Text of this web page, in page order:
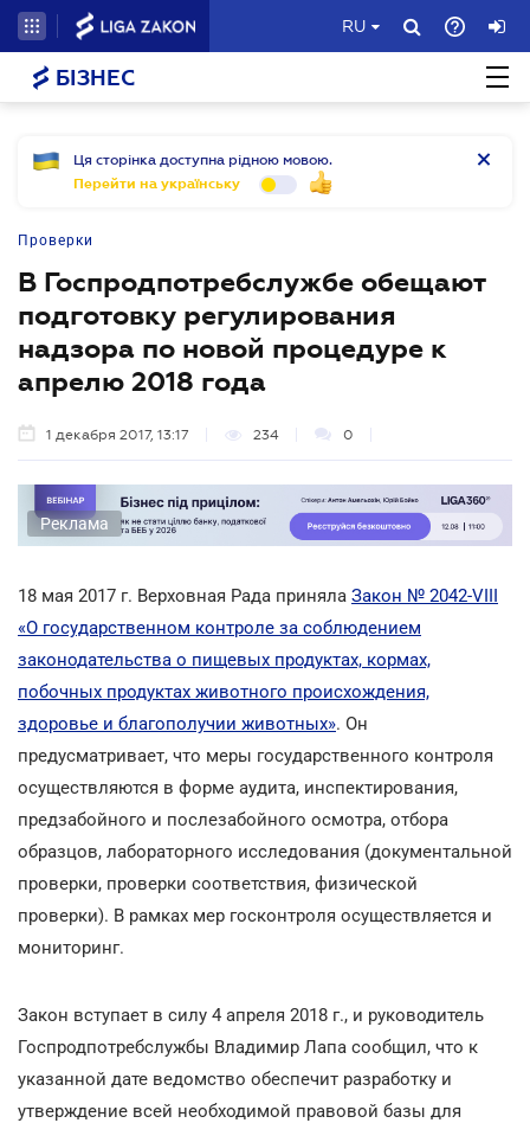
RU
БІЗНЕС
Ця сторінка доступна рідною мовою.
Перейти на українську
Проверки
В Госпродпотребслужбе обещают
подготовку регулирования
надзора по новой процедуре к
апрелю 2018 года
1 декабря 2017, 13:17 234 0
Реклама
18 мая 2017 г. Верховная Рада приняла Закон № 2042-VIII
«О государственном контроле за соблюдением
законодательства о пищевых продуктах, кормах,
побочных продуктах животного происхождения,
здоровье и благополучии животных». Он
предусматривает, что меры государственного контроля
осуществляются в форме аудита, инспектирования,
предзабойного и послезабойного осмотра, отбора
образцов, лабораторного исследования (документальной
проверки, проверки соответствия, физической
проверки). В рамках мер госконтроля осуществляется и
мониторинг.
Закон вступает в силу 4 апреля 2018 г., и руководитель
Госпродпотребслужбы Владимир Лапа сообщил, что к
указанной дате ведомство обеспечит разработку и
утверждение всей необходимой правовой базы для